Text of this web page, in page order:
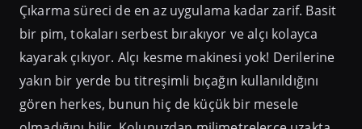
Çıkarma süreci de en az uygulama kadar zarif. Basit
bir pim, tokaları serbest bırakıyor ve alçı kolayca
kayarak çıkıyor. Alçı kesme makinesi yok! Derilerine
yakın bir yerde bu titreşimli bıçağın kullanıldığını
gören herkes, bunun hiç de küçük bir mesele